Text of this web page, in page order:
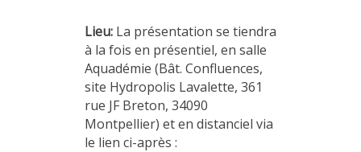
Lieu: La présentation se tiendra
à la fois en présentiel, en salle
Aquadémie (Bât. Confluences,
site Hydropolis Lavalette, 361
rue JF Breton, 34090
Montpellier) et en distanciel via
le lien ci-après :